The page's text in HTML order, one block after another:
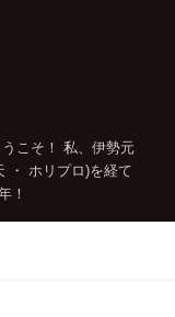
こそ！ 私、伊勢元
・ ホリプロ)を経て
！